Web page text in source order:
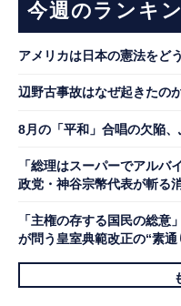
今週のランキ
アメリカは日本の憲法をど
辺野古事故はなぜ起きたのか
8月の「平和」合唱の欠陥
「総理はスーパーでアル
政党・神谷宗幣代表が斬る
「主権の存する国民の総
が問う皇室典範改正の“素